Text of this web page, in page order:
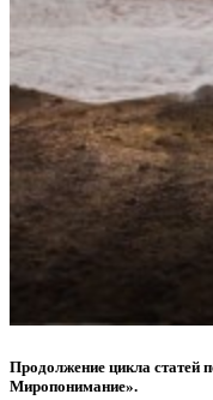
Продолжение цикла статей
Миропонимание».